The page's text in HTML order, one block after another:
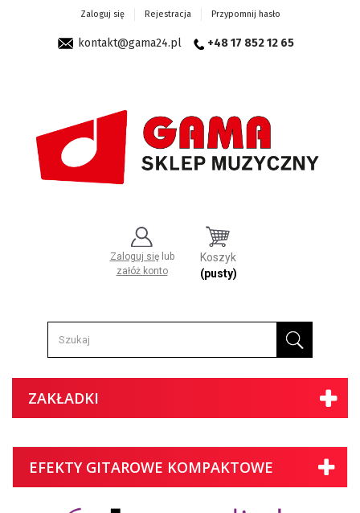
Zaloguj się Rejestracja Przypomnij hasło
kontakt@gama24.pl +48 17 852 12 65
Zaloguj się lub
załóż konto
Koszyk
(pusty)
ZAKŁADKI
EFEKTY GITAROWE KOMPAKTOWE